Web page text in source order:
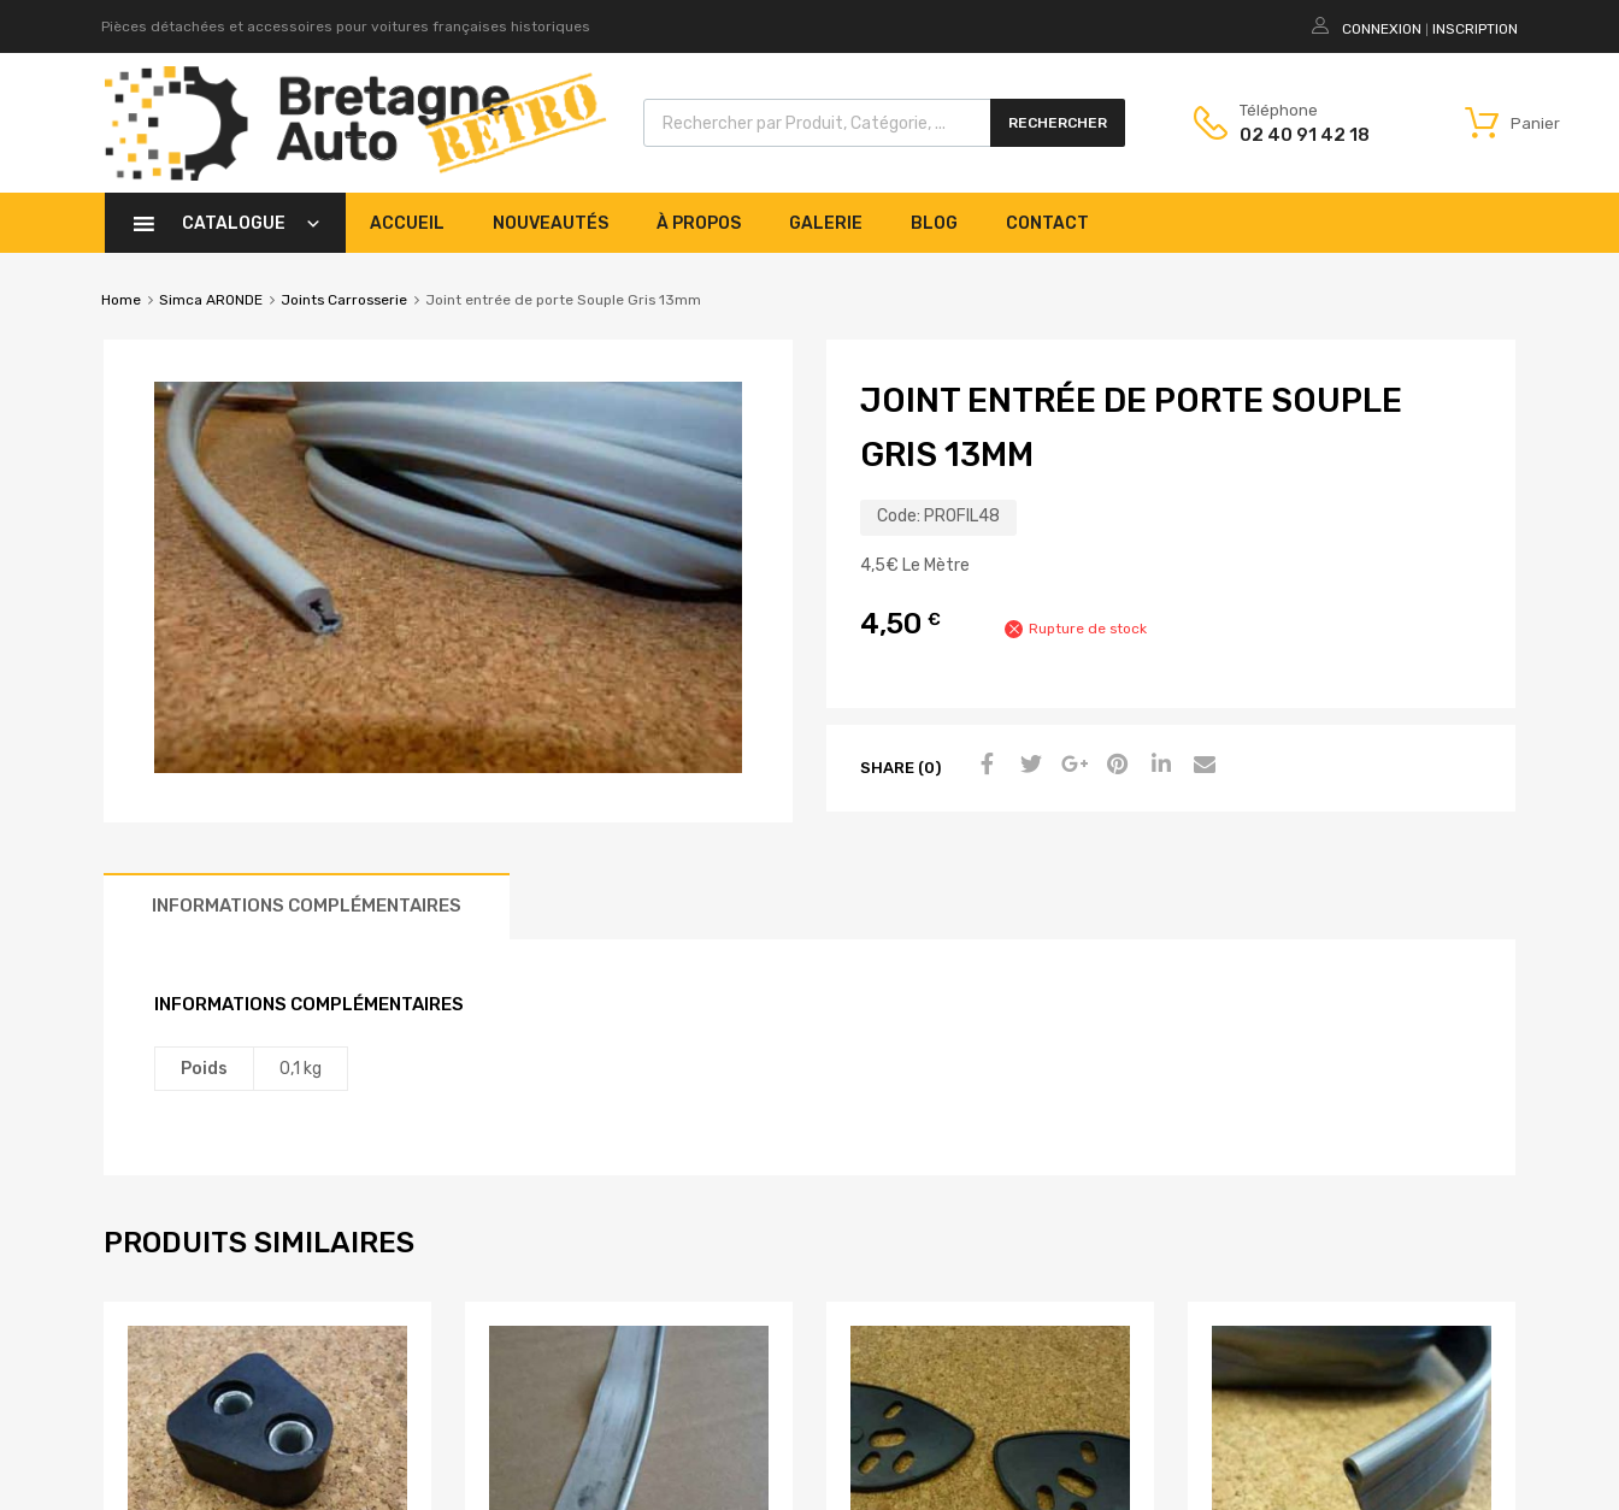
Pièces détachées et accessoires pour voitures françaises historiques CONNEXION INSCRIPTION
RECHERCHER
Téléphone
02 40 91 42 18
Panier
CATALOGUE ACCUEIL NOUVEAUTÉS À PROPOS GALERIE BLOG CONTACT
Home Simca ARONDE Joints Carrosserie Joint entrée de porte Souple Gris 13mm
JOINT ENTRÉE DE PORTE SOUPLE
GRIS 13MM
Code: PROFIL48
4,5€ Le Mètre
4,50 € Rupture de stock
SHARE (0)
INFORMATIONS COMPLÉMENTAIRES
INFORMATIONS COMPLÉMENTAIRES
Poids 0,1 kg
PRODUITS SIMILAIRES